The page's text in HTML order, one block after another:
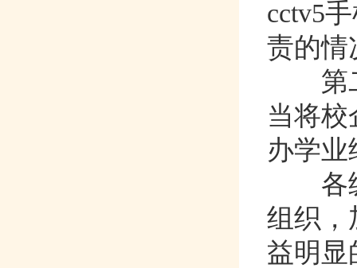
cctv5手
责的情
第
当将校
办学业
各级
组织
益明显